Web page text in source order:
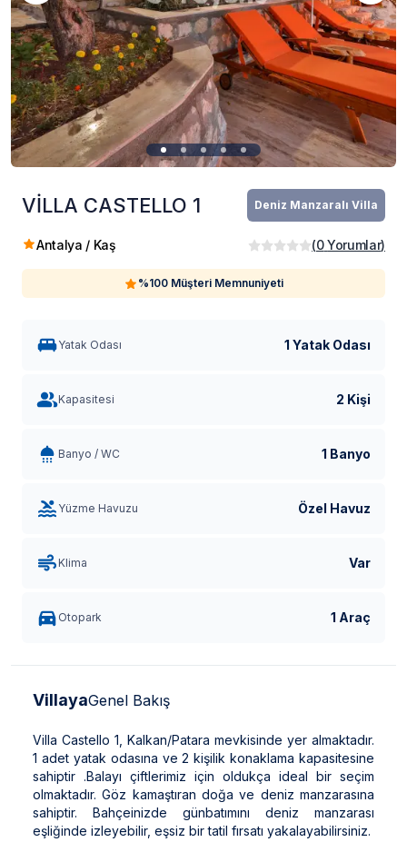
VİLLA CASTELLO 1 Deniz Manzaralı Villa
Antalya / Kaş (0 Yorumlar)
%100 Müşteri Memnuniyeti
Yatak Odası 1 Yatak Odası
Kapasitesi 2 Kişi
Banyo / WC 1 Banyo
Yüzme Havuzu Özel Havuz
Klima Var
Otopark 1 Araç
VillayaGenel Bakış
Villa Castello 1, Kalkan/Patara mevkisinde yer almaktadır.
1 adet yatak odasına ve 2 kişilik konaklama kapasitesine
sahiptir .Balayı çiftlerimiz için oldukça ideal bir seçim
olmaktadır. Göz kamaştıran doğa ve deniz manzarasına
sahiptir. Bahçeinizde günbatımını deniz manzarası
eşliğinde izleyebilir, eşsiz bir tatil fırsatı yakalayabilirsiniz.